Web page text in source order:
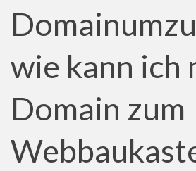
wie kann ich
Domain zum